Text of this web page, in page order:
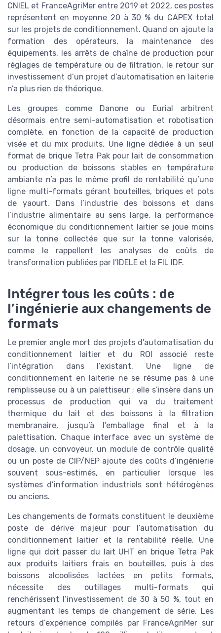
CNIEL et FranceAgriMer entre 2019 et 2022, ces postes
représentent en moyenne 20 à 30 % du CAPEX total
sur les projets de conditionnement. Quand on ajoute la
formation des opérateurs, la maintenance des
équipements, les arrêts de chaîne de production pour
réglages de température ou de filtration, le retour sur
investissement d’un projet d’automatisation en laiterie
n’a plus rien de théorique.
Les groupes comme Danone ou Eurial arbitrent
désormais entre semi-automatisation et robotisation
complète, en fonction de la capacité de production
visée et du mix produits. Une ligne dédiée à un seul
format de brique Tetra Pak pour lait de consommation
ou production de boissons stables en température
ambiante n’a pas le même profil de rentabilité qu’une
ligne multi-formats gérant bouteilles, briques et pots
de yaourt. Dans l’industrie des boissons et dans
l’industrie alimentaire au sens large, la performance
économique du conditionnement laitier se joue moins
sur la tonne collectée que sur la tonne valorisée,
comme le rappellent les analyses de coûts de
transformation publiées par l’IDELE et la FIL IDF.
Intégrer tous les coûts : de
l’ingénierie aux changements de
formats
Le premier angle mort des projets d’automatisation du
conditionnement laitier et du ROI associé reste
l’intégration dans l’existant. Une ligne de
conditionnement en laiterie ne se résume pas à une
remplisseuse ou à un palettiseur ; elle s’insère dans un
processus de production qui va du traitement
thermique du lait et des boissons à la filtration
membranaire, jusqu’à l’emballage final et à la
palettisation. Chaque interface avec un système de
dosage, un convoyeur, un module de contrôle qualité
ou un poste de CIP/NEP ajoute des coûts d’ingénierie
souvent sous-estimés, en particulier lorsque les
systèmes d’information industriels sont hétérogènes
ou anciens.
Les changements de formats constituent le deuxième
poste de dérive majeur pour l’automatisation du
conditionnement laitier et la rentabilité réelle. Une
ligne qui doit passer du lait UHT en brique Tetra Pak
aux produits laitiers frais en bouteilles, puis à des
boissons alcoolisées lactées en petits formats,
nécessite des outillages multi-formats qui
renchérissent l’investissement de 30 à 50 %, tout en
augmentant les temps de changement de série. Les
retours d’expérience compilés par FranceAgriMer sur